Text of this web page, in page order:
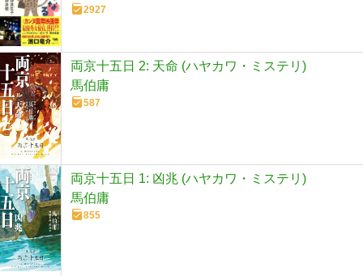
2927
両京十五日 2: 天命 (ハヤカワ・ミステリ)
馬伯庸
587
両京十五日 1: 凶兆 (ハヤカワ・ミステリ)
馬伯庸
855